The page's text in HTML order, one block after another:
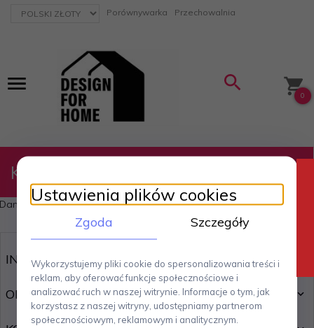
currency_h Porównywarka Przechowalnia
0
Kategorie
Danish Home Interior & Design
INFORMACJE
OBSŁUGA KLIENTA
Ustawienia plików cookies
Zgoda Szczegóły
Wykorzystujemy pliki cookie do spersonalizowania treści i
reklam, aby oferować funkcje społecznościowe i
analizować ruch w naszej witrynie. Informacje o tym, jak
korzystasz z naszej witryny, udostępniamy partnerom
społecznościowym, reklamowym i analitycznym.